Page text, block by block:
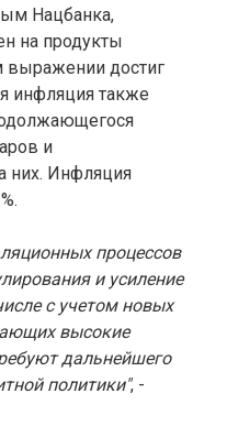
Нацбанка,
на продукты
выражении достиг
инфляция также
и
них. Инфляция
процессов
и усиление
с учетом новых
высокие
дальнейшего
политики", -